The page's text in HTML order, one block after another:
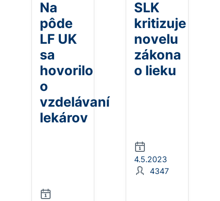
Na
pôde
LF UK
sa
hovorilo
o
vzdelávaní
lekárov
SLK
kritizuje
novelu
zákona
o lieku
4.5.2023
4347